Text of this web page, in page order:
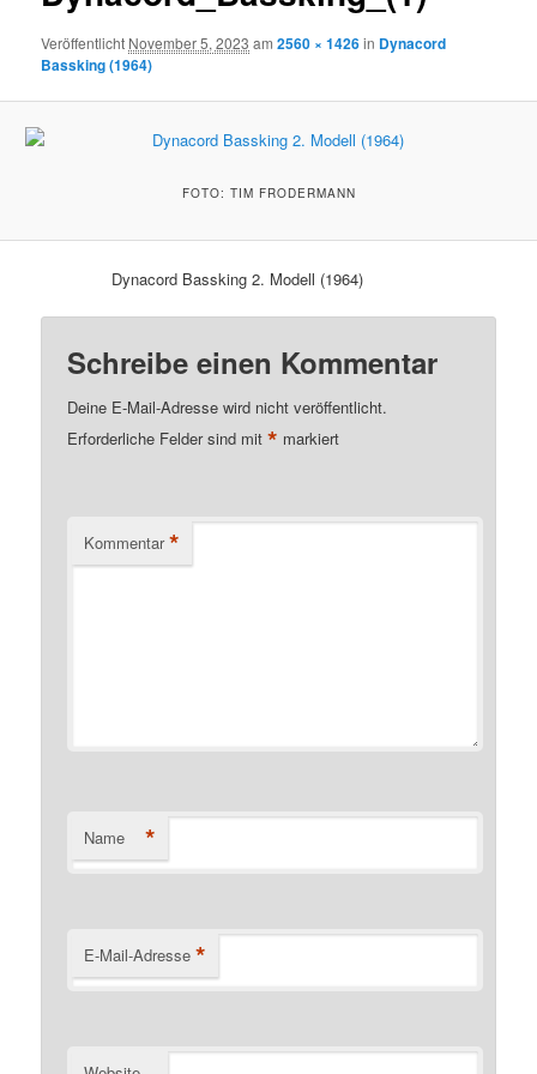
Veröffentlicht November 5, 2023 am2560 × 1426in Dynacord
Bassking (1964)
FOTO: TIM FRODERMANN
Dynacord Bassking 2. Modell (1964)
Schreibe einen Kommentar
Deine E-Mail-Adresse wird nicht veröffentlicht.
Erforderliche Felder sind mit* markiert
Kommentar *
Name *
E-Mail-Adresse *